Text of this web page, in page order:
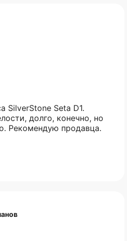
SilverStone Seta D1.
долго, конечно, но
Рекомендую продавца.